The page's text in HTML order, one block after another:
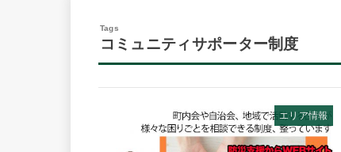
コミュニティサポーター制度
エリア情報